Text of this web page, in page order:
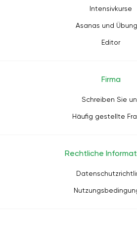
Intensivkurse
Asanas und
Editor
Firma
Schreiben Sie
Häufig gestellte
Rechtliche